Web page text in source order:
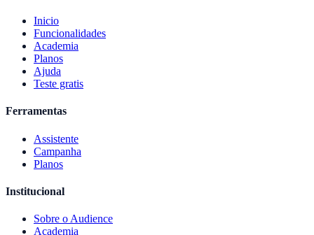
Inicio
Funcionalidades
Academia
Planos
Ajuda
Teste gratis
Ferramentas
Assistente
Campanha
Planos
Institucional
Sobre o Audience
Academia